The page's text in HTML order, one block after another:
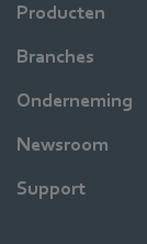
Producten
Branches
Onderneming
Newsroom
Support